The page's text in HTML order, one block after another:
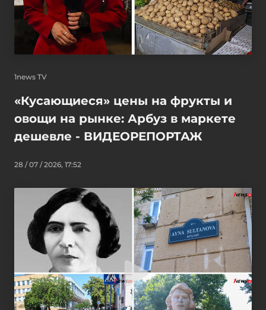
1news TV
«Кусающиеся» цены на фрукты и
овощи на рынке: Арбуз в маркете
дешевле - ВИДЕОРЕПОРТАЖ
28 / 07 / 2026, 17:52